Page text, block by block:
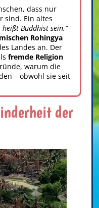
dass nur
sind. Ein altes
heißt Buddhist sein.“
Rohingya
Landes an. Der
fremde Religion
warum die
– obwohl sie seit
der